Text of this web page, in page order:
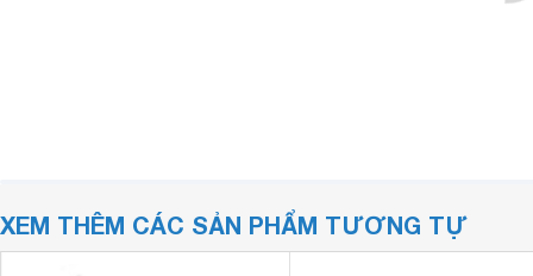
XEM THÊM CÁC SẢN PHẨM TƯƠNG TỰ